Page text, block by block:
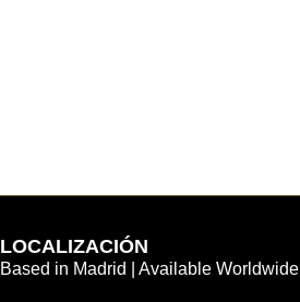
LOCALIZACIÓN
Based in Madrid | Available Worldwide